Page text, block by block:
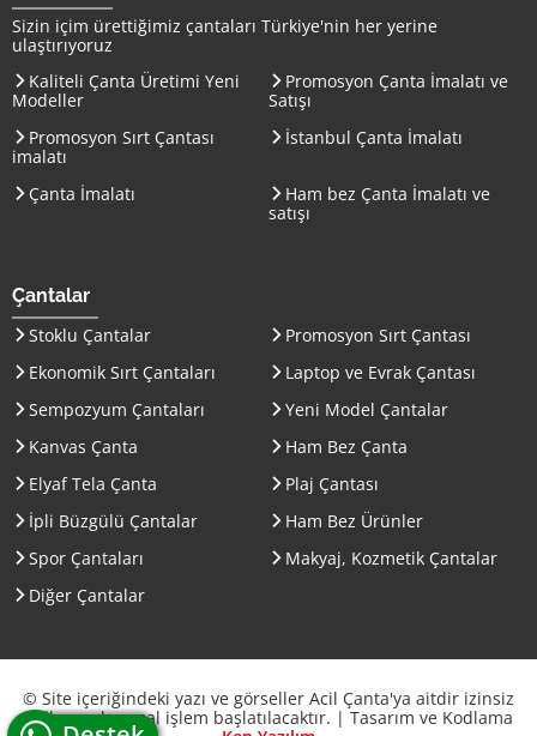
Sizin içim ürettiğimiz çantaları Türkiye'nin her yerine
ulaştırıyoruz
Kaliteli Çanta Üretimi Yeni
Modeller
Promosyon Çanta İmalatı ve
Satışı
Promosyon Sırt Çantası
imalatı
İstanbul Çanta İmalatı
Çanta İmalatı
Ham bez Çanta İmalatı ve
satışı
Çantalar
Stoklu Çantalar
Promosyon Sırt Çantası
Ekonomik Sırt Çantaları
Laptop ve Evrak Çantası
Sempozyum Çantaları
Yeni Model Çantalar
Kanvas Çanta
Ham Bez Çanta
Elyaf Tela Çanta
Plaj Çantası
İpli Büzgülü Çantalar
Ham Bez Ürünler
Spor Çantaları
Makyaj, Kozmetik Çantalar
Diğer Çantalar
© Site içeriğindeki yazı ve görseller Acil Çanta'ya aitdir izinsiz
kullanımda yasal işlem başlatılacaktır. | Tasarım ve Kodlama